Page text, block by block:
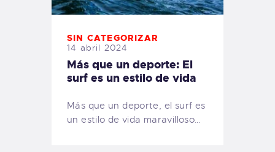
SIN CATEGORIZAR
14 abril 2024
Más que un deporte: El
surf es un estilo de vida
Más que un deporte, el surf es
un estilo de vida maravilloso…